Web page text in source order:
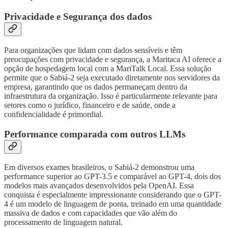
Privacidade e Segurança dos dados
Para organizações que lidam com dados sensíveis e têm
preocupações com privacidade e segurança, a Maritaca AI oferece a
opção de hospedagem local com a MariTalk Local. Essa solução
permite que o Sabiá-2 seja executado diretamente nos servidores da
empresa, garantindo que os dados permaneçam dentro da
infraestrutura da organização. Isso é particularmente relevante para
setores como o jurídico, financeiro e de saúde, onde a
confidencialidade é primordial.
Performance comparada com outros LLMs
Em diversos exames brasileiros, o Sabiá-2 demonstrou uma
performance superior ao GPT-3.5 e comparável ao GPT-4, dois dos
modelos mais avançados desenvolvidos pela OpenAI. Essa
conquista é especialmente impressionante considerando que o GPT-
4 é um modelo de linguagem de ponta, treinado em uma quantidade
massiva de dados e com capacidades que vão além do
processamento de linguagem natural.